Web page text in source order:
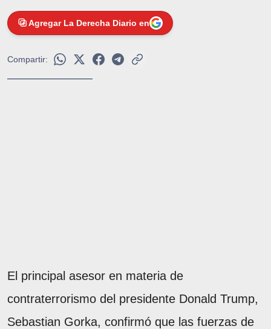
Agregar La Derecha Diario en
Compartir:
El principal asesor en materia de
contraterrorismo del presidente Donald Trump,
Sebastian Gorka, confirmó que las fuerzas de